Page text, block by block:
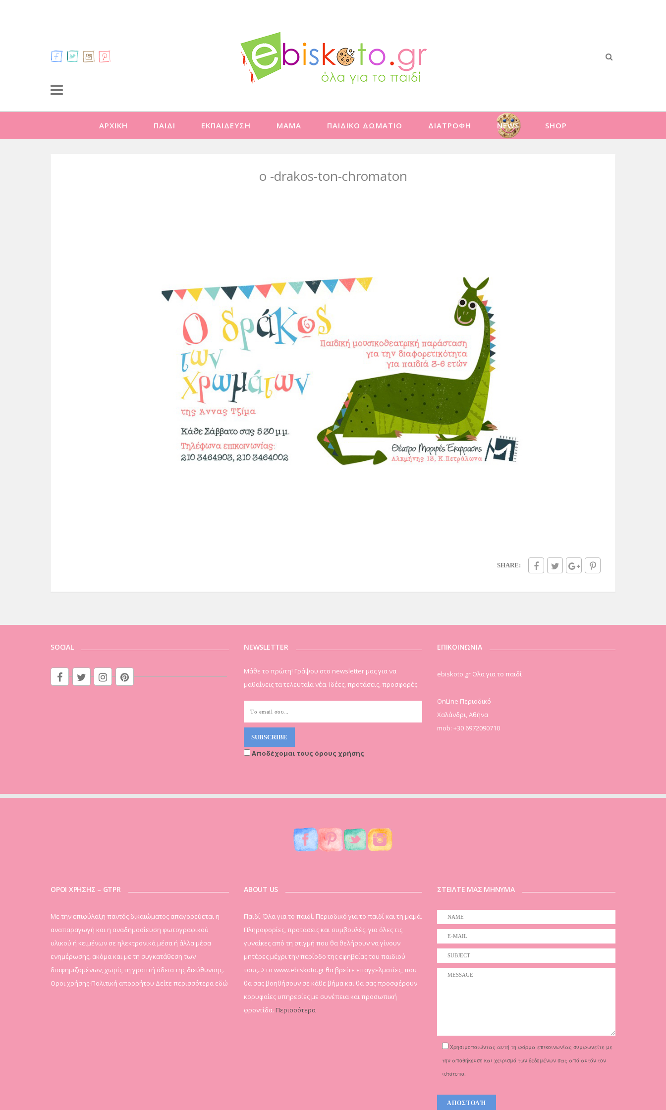
ΑΡΧΙΚΗ ΠΑΙΔΙ ΕΚΠΑΙΔΕΥΣΗ ΜΑΜΑ ΠΑΙΔΙΚΟ ΔΩΜΑΤΙΟ ΔΙΑΤΡΟΦΗ NEWS SHOP
o -drakos-ton-chromaton
SHARE:
SOCIAL NEWSLETTER
Μάθε το πρώτη! Γράψου στο newsletter μας για να
μαθαίνεις τα τελευταία νέα. Ιδέες, προτάσεις, προσφορές.
Αποδέχομαι τους όρους χρήσης
ΕΠΙΚΟΙΝΩΝΙΑ
ebiskoto.gr Ολα για το παιδί
OnLine Περιοδικό
Χαλάνδρι, Αθήνα
mob: +30 6972090710
ΟΡΟΙ ΧΡΗΣΗΣ – GTPR
Mε την επιφύλαξη παντός δικαιώματος απαγορεύεται η
αναπαραγωγή και η αναδημοσίευση φωτογραφικού
υλικού ή κειμένων σε ηλεκτρονικά μέσα ή άλλα μέσα
ενημέρωσης, ακόμα και με τη συγκατάθεση των
διαφημιζομένων, χωρίς τη γραπτή άδεια της διεύθυνσης.
Οροι χρήσης-Πολιτική απορρήτου Δείτε περισσότερα εδώ
ABOUT US
Παιδί. Όλα για το παιδί. Περιοδικό για το παιδί και τη μαμά.
Πληροφορίες, προτάσεις και συμβουλές, για όλες τις
γυναίκες από τη στιγμή που θα θελήσουν να γίνουν
μητέρες μέχρι την περίοδο της εφηβείας του παιδιού
τους...Στο www.ebiskoto.gr θα βρείτε επαγγελματίες, που
θα σας βοηθήσουν σε κάθε βήμα και θα σας προσφέρουν
κορυφαίες υπηρεσίες με συνέπεια και προσωπική
φροντίδα. Περισσότερα
ΣΤΕΙΛΤΕ ΜΑΣ ΜΗΝΥΜΑ
Χρησιμοποιώντας αυτή τη φόρμα επικοινωνίας συμφωνείτε με
την αποθήκευση και χειρισμό των δεδομένων σας από αυτόν τον
ιστότοπο.